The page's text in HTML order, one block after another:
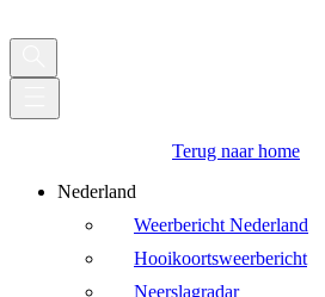
Terug naar home
Nederland
Weerbericht Nederland
Hooikoortsweerbericht
Neerslagradar